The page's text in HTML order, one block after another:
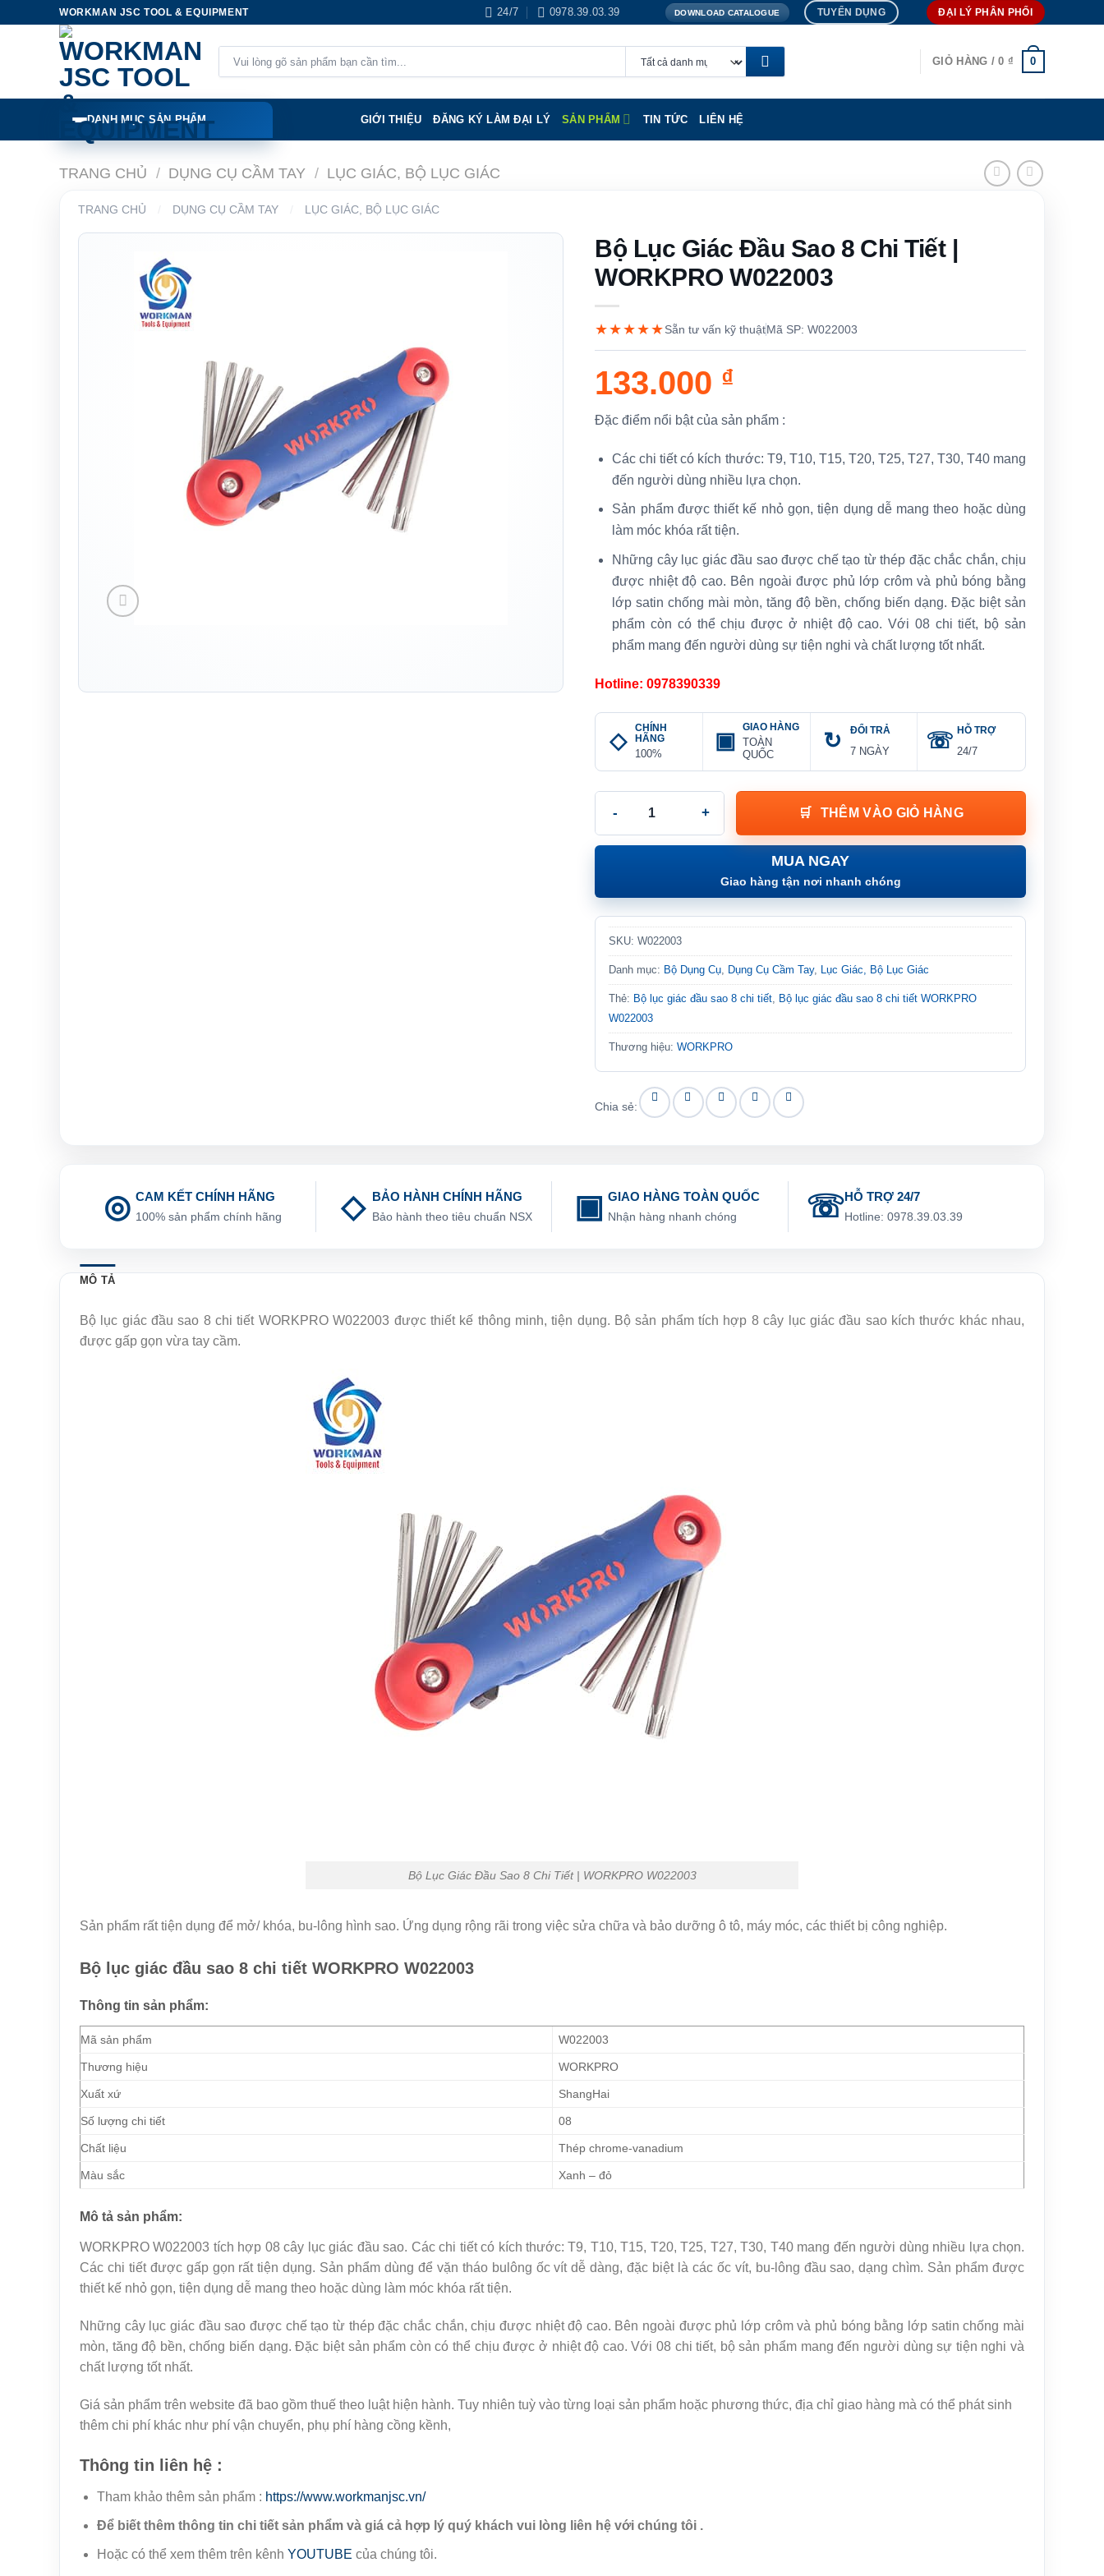
WORKMAN JSC TOOL & EQUIPMENT 24/7 0978.39.03.39 DOWNLOAD CATALOGUE TUYỂN DỤNG ĐẠI LÝ PHÂN PHỐI
kiếm:
GIỎ HÀNG /0 ₫ 0
DANH MỤC SẢN PHẨM GIỚI THIỆU ĐĂNG KÝ LÀM ĐẠI LÝ SẢN PHẨM TIN TỨC LIÊN HỆ
TRANG CHỦ / DỤNG CỤ CẦM TAY / LỤC GIÁC, BỘ LỤC GIÁC
TRANG CHỦ DỤNG CỤ CẦM TAY LỤC GIÁC, BỘ LỤC GIÁC
Bộ Lục Giác Đầu Sao 8 Chi Tiết |
WORKPRO W022003
★★★★★Sẵn tư vấn kỹ thuậtMã SP: W022003
133.000 ₫
Đặc điểm nổi bật của sản phẩm :
Các chi tiết có kích thước: T9, T10, T15, T20, T25, T27, T30, T40 mang
đến người dùng nhiều lựa chọn.
Sản phẩm được thiết kế nhỏ gọn, tiện dụng dễ mang theo hoặc dùng
làm móc khóa rất tiện.
Những cây lục giác đầu sao được chế tạo từ thép đặc chắc chắn, chịu
được nhiệt độ cao. Bên ngoài được phủ lớp crôm và phủ bóng bằng
lớp satin chống mài mòn, tăng độ bền, chống biến dạng. Đặc biệt sản
phẩm còn có thể chịu được ở nhiệt độ cao. Với 08 chi tiết, bộ sản
phẩm mang đến người dùng sự tiện nghi và chất lượng tốt nhất.
Hotline: 0978390339
CHÍNH
HÃNG
100%
GIAO HÀNG
TOÀN
QUỐC
ĐỔI TRẢ
7 NGÀY
HỖ TRỢ
24/7
Bộ Lục Giác Đầu Sao 8 Chi Tiết | WORKPRO W022003 số lượng
THÊM VÀO GIỎ HÀNG
MUA NGAY
Giao hàng tận nơi nhanh chóng
SKU:W022003
Danh mục: Bộ Dụng Cụ Dụng Cụ Cầm Tay, Lục Giác, Bộ Lục Giác
Thẻ: Bộ lục giác đầu sao 8 chi tiết Bộ lục giác đầu sao 8 chi tiết WORKPRO
W022003
Thương hiệu:WORKPRO
Chia sẻ:
CAM KẾT CHÍNH HÃNG
100% sản phẩm chính hãng
BẢO HÀNH CHÍNH HÃNG
Bảo hành theo tiêu chuẩn NSX
GIAO HÀNG TOÀN QUỐC
Nhận hàng nhanh chóng
HỖ TRỢ 24/7
Hotline: 0978.39.03.39
MÔ TẢ
Bộ lục giác đầu sao 8 chi tiết WORKPRO W022003 được thiết kế thông minh, tiện dụng. Bộ sản phẩm tích hợp 8 cây lục giác đầu sao kích thước khác nhau,
được gấp gọn vừa tay cầm.
Bộ Lục Giác Đầu Sao 8 Chi Tiết | WORKPRO W022003
Sản phẩm rất tiện dụng để mở/ khóa, bu-lông hình sao. Ứng dụng rộng rãi trong việc sửa chữa và bảo dưỡng ô tô, máy móc, các thiết bị công nghiệp.
Bộ lục giác đầu sao 8 chi tiết WORKPRO W022003
Thông tin sản phẩm:
Mã sản phẩm W022003
Thương hiệu WORKPRO
Xuất xứ ShangHai
Số lượng chi tiết 08
Chất liệu Thép chrome-vanadium
Màu sắc Xanh – đỏ
Mô tả sản phẩm:
WORKPRO W022003 tích hợp 08 cây lục giác đầu sao. Các chi tiết có kích thước: T9, T10, T15, T20, T25, T27, T30, T40 mang đến người dùng nhiều lựa chọn.
Các chi tiết được gấp gọn rất tiện dụng. Sản phẩm dùng để vặn tháo bulông ốc vít dễ dàng, đặc biệt là các ốc vít, bu-lông đầu sao, dạng chìm. Sản phẩm được
thiết kế nhỏ gọn, tiện dụng dễ mang theo hoặc dùng làm móc khóa rất tiện.
Những cây lục giác đầu sao được chế tạo từ thép đặc chắc chắn, chịu được nhiệt độ cao. Bên ngoài được phủ lớp crôm và phủ bóng bằng lớp satin chống mài
mòn, tăng độ bền, chống biến dạng. Đặc biệt sản phẩm còn có thể chịu được ở nhiệt độ cao. Với 08 chi tiết, bộ sản phẩm mang đến người dùng sự tiện nghi và
chất lượng tốt nhất.
Giá sản phẩm trên website đã bao gồm thuế theo luật hiện hành. Tuy nhiên tuỳ vào từng loại sản phẩm hoặc phương thức, địa chỉ giao hàng mà có thể phát sinh
thêm chi phí khác như phí vận chuyển, phụ phí hàng cồng kềnh,
Thông tin liên hệ :
Tham khảo thêm sản phẩm : https://www.workmanjsc.vn/
Để biết thêm thông tin chi tiết sản phẩm và giá cả hợp lý quý khách vui lòng liên hệ với chúng tôi .
Hoặc có thể xem thêm trên kênh YOUTUBE của chúng tôi.